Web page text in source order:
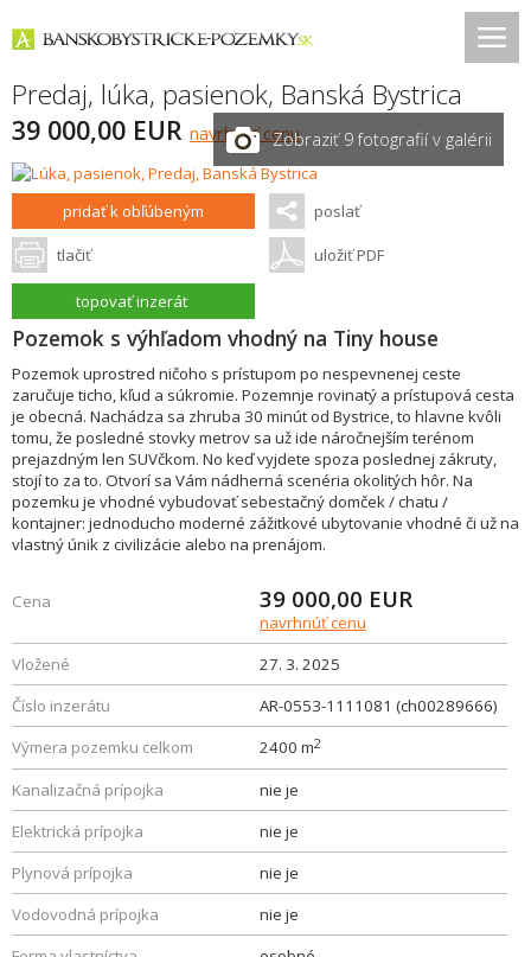
Predaj, lúka, pasienok, Banská Bystrica
39 000,00 EUR navrhnúť cenuZobraziť 9 fotografií v galérii
pridať k obľúbeným poslať
tlačiť uložiť PDF
topovať inzerát
Pozemok s výhľadom vhodný na Tiny house
Pozemok uprostred ničoho s prístupom po nespevnenej ceste
zaručuje ticho, kľud a súkromie. Pozemnje rovinatý a prístupová cesta
je obecná. Nachádza sa zhruba 30 minút od Bystrice, to hlavne kvôli
tomu, že posledné stovky metrov sa už ide náročnejším terénom
prejazdným len SUVčkom. No keď vyjdete spoza poslednej zákruty,
stojí to za to. Otvorí sa Vám nádherná scenéria okolitých hôr. Na
pozemku je vhodné vybudovať sebestačný domček / chatu /
kontajner: jednoducho moderné zážitkové ubytovanie vhodné či už na
vlastný únik z civilizácie alebo na prenájom.
Cena 39 000,00 EUR
navrhnúť cenu
Vložené
27. 3. 2025
Číslo inzerátu
AR-0553-1111081 (ch00289666)
Výmera pozemku celkom
2400 m2
Kanalizačná prípojka
nie je
Elektrická prípojka
nie je
Plynová prípojka
nie je
Vodovodná prípojka
nie je